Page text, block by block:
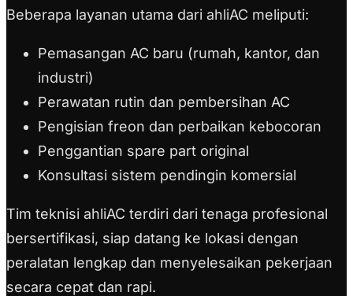
Beberapa layanan utama dari ahliAC meliputi:
Pemasangan AC baru (rumah, kantor, dan
industri)
Perawatan rutin dan pembersihan AC
Pengisian freon dan perbaikan kebocoran
Penggantian spare part original
Konsultasi sistem pendingin komersial
Tim teknisi ahliAC terdiri dari tenaga profesional
bersertifikasi, siap datang ke lokasi dengan
peralatan lengkap dan menyelesaikan pekerjaan
secara cepat dan rapi.